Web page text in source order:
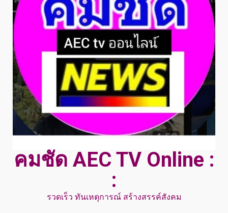
คมชัด AEC TV Online :
:
รวดเร็ว ทันเหตุการณ์ สร้างสรรค์สังคม